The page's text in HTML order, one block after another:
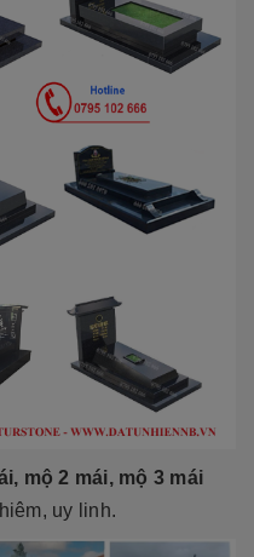
mộ 2 mái, mộ 3 mái
uy linh.